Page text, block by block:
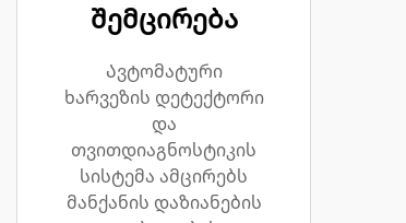
შემცირება
Ავტომატური
ხარვეზის დეტექტორი
და
თვითდიაგნოსტიკის
სისტემა ამცირებს
მანქანის დაზიანების